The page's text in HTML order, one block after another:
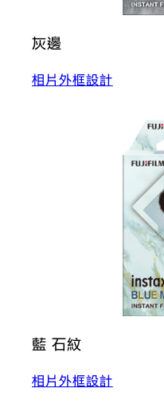
灰邊
相片外框設計
藍 石紋
相片外框設計